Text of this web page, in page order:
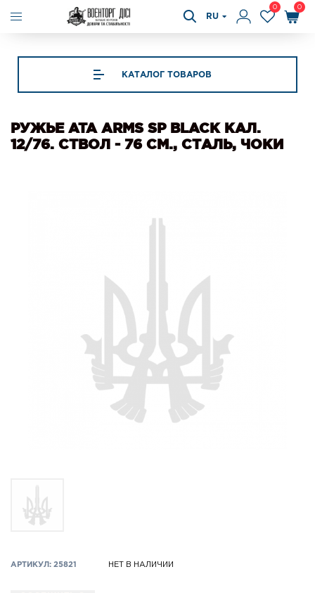
RU
0 0
КАТАЛОГ ТОВАРОВ
РУЖЬЕ ATA ARMS SP BLACK КАЛ.
12/76. СТВОЛ - 76 СМ., СТАЛЬ, ЧОКИ
АРТИКУЛ: 25821 НЕТ В НАЛИЧИИ